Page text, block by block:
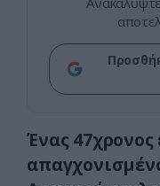
Ένας